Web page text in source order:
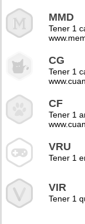
MMD
Tener 1
CG
Tener 1
CF
Tener 1
VRU
Tener 1
VIR
Tener 1